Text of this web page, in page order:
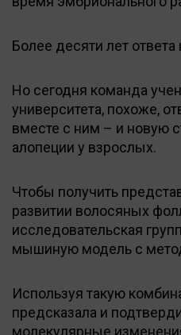
Более десяти лет
Но сегодня команда
университета, похоже,
вместе с ним – и новую
алопеции у взрослых.
Чтобы получить
развитии волосяных
исследовательская
мышиную модель с
Используя такую
предсказала и
молекулярные